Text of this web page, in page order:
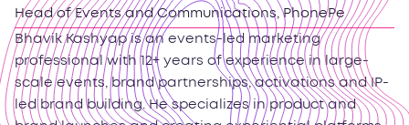
Head of Events and Communications, PhonePe
Bhavik Kashyap is an events-led marketing
professional with 12+ years of experience in large-
scale events, brand partnerships, activations and IP-
led brand building. He specializes in product and